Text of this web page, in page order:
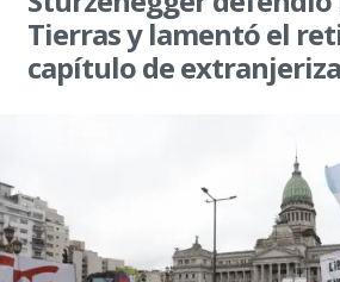
Tierras y lamentó el
capítulo de